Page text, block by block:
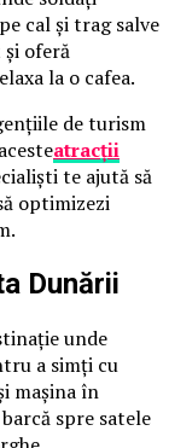
cal și trag salve
și oferă
la o cafea.
de turism
atracții
te ajută să
optimizezi
Dunării
unde
a simți cu
mașina în
spre satele